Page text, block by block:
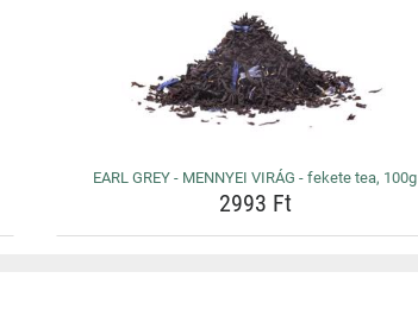
EARL GREY - MENNYEI VIRÁG - fekete tea, 100g
2993 Ft